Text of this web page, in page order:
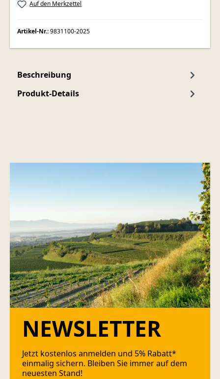
Auf den Merkzettel
Artikel-Nr.:9831100-2025
Beschreibung
Produkt-Details
NEWSLETTER
Jetzt kostenlos anmelden und 5% Rabatt*
einmalig sichern. Bleiben Sie immer auf dem
neuesten Stand!